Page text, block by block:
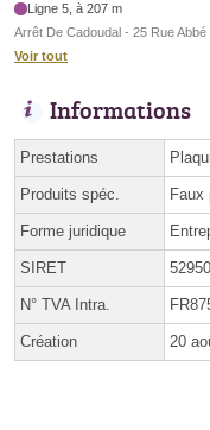
Ligne 5, à 207 m
Arrêt De Cadoudal - 25 Rue Abbé
Voir tout
Informations
Prestations
Produits spéc. Faux
Forme juridique
SIRET
N° TVA Intra.
Création 20